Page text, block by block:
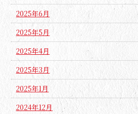
2025年6月
2025年5月
2025年4月
2025年3月
2025年1月
2024年12月